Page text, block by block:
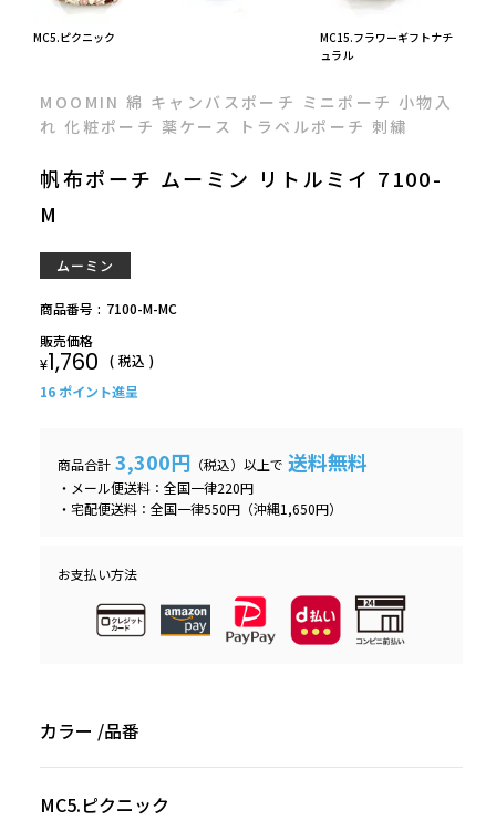
MC5.ピクニック
MC15.フラワーギフトナチ
ュラル
MOOMIN 綿 キャンバスポーチ ミニポーチ 小物入
れ 化粧ポーチ 薬ケース トラベルポーチ 刺繍
帆布ポーチ ムーミン リトルミイ 7100-
M
ムーミン
商品番号
7100-M-MC
販売価格
¥1,760
税込
16 ポイント進呈
商品合計 3,300円 （税込）以上で 送料無料
・メール便送料：全国一律220円
・宅配便送料：全国一律550円（沖縄1,650円）
お支払い方法
カラー 品番
MC5.ピクニック